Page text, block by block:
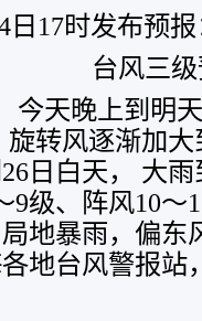
日17时发布预
台风三
今天晚上到明
转风逐渐加大
日白天， 大
9级、阵风10～
地暴雨，偏东
地台风警报站